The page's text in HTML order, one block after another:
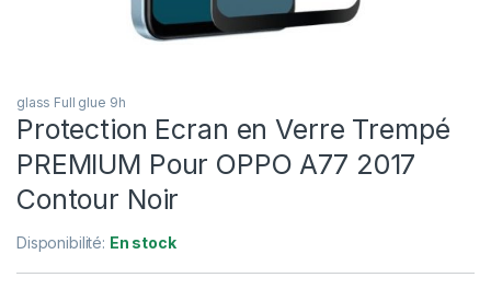
glass Full glue 9h
Protection Ecran en Verre Trempé
PREMIUM Pour OPPO A77 2017
Contour Noir
Disponibilité: En stock